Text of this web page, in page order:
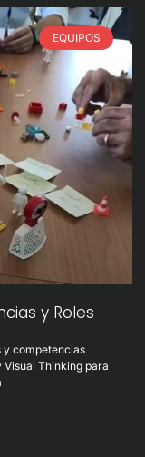
EQUIPOS
y Roles
y competencias
Thinking para